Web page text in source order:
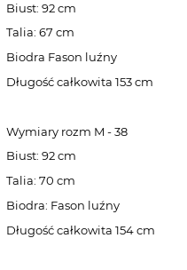
Biust: 92 cm
Talia: 67 cm
Biodra Fason luźny
Długość całkowita 153 cm
Wymiary rozm M - 38
Biust: 92 cm
Talia: 70 cm
Biodra: Fason luźny
Długość całkowita 154 cm